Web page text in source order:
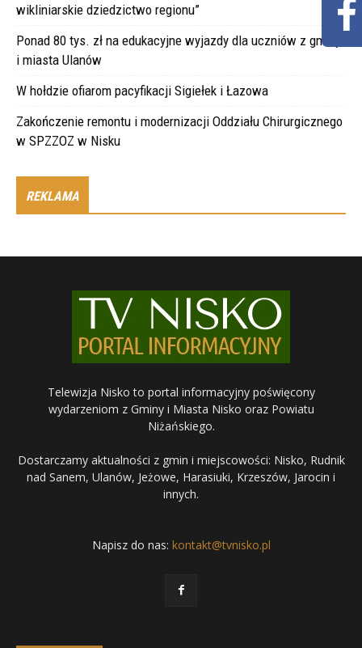
wikliniarskie dziedzictwo regionu”
Ponad 80 tys. zł na edukacyjne wyjazdy dla uczniów z gminy
i miasta Ulanów
W hołdzie ofiarom pacyfikacji Sigiełek i Łazowa
Zakończenie remontu i modernizacji Oddziału Chirurgicznego
w SPZZOZ w Nisku
REKLAMA
Telewizja Nisko to portal informacyjny poświęcony
wydarzeniom z Gminy i Miasta Nisko oraz Powiatu
Niżańskiego.
Dostarczamy aktualności z gmin i miejscowości: Nisko, Rudnik
nad Sanem, Ulanów, Jeżowe, Harasiuki, Krzeszów, Jarocin i
innych.
Napisz do nas: kontakt@tvnisko.pl